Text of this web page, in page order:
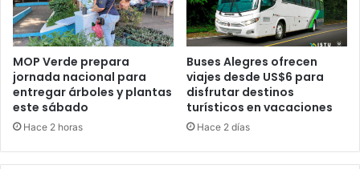
MOP Verde prepara
jornada nacional para
entregar árboles y plantas
este sábado
Hace 2 horas
Buses Alegres ofrecen
viajes desde US$6 para
disfrutar destinos
turísticos en vacaciones
Hace 2 días